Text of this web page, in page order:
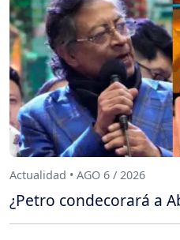
Actualidad • AGO 6 / 2026
¿Petro condecorará a